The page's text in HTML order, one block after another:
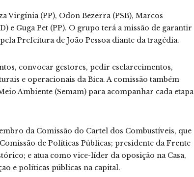
Virgínia (PP), Odon Bezerra (PSB), Marcos
e Guga Pet (PP). O grupo terá a missão de garantir
Prefeitura de João Pessoa diante da tragédia.
convocar gestores, pedir esclarecimentos,
e operacionais da Bica. A comissão também
Ambiente (Semam) para acompanhar cada etapa
da Comissão do Cartel dos Combustíveis, que
de Políticas Públicas; presidente da Frente
e atua como vice-líder da oposição na Casa,
e políticas públicas na capital.